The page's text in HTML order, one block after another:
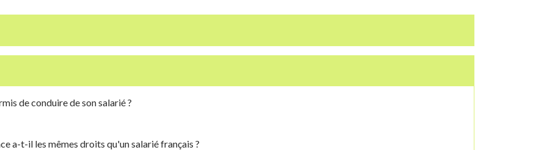
de conduire de son salarié ?
a-t-il les mêmes droits qu'un salarié français ?